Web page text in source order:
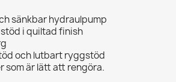
sänkbar hydraulpump
i quiltad finish
och lutbart ryggstöd
som är lätt att rengöra.